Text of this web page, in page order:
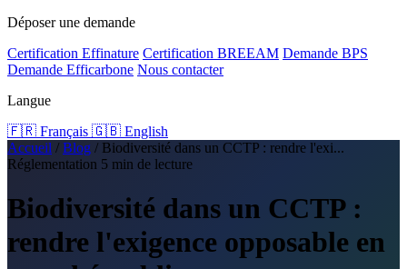
Déposer une demande
Certification Effinature Certification BREEAM Demande BPS
Demande Efficarbone Nous contacter
Langue
🇫🇷 Français 🇬🇧 English
Accueil / Blog / Biodiversité dans un CCTP : rendre l'exi...
Réglementation 5 min de lecture
Biodiversité dans un CCTP :
rendre l'exigence opposable en